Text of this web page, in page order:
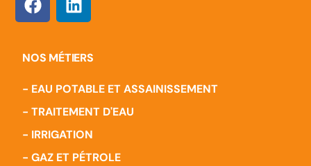
NOS MÉTIERS
- EAU POTABLE ET ASSAINISSEMENT
- TRAITEMENT D'EAU
- IRRIGATION
- GAZ ET PÉTROLE